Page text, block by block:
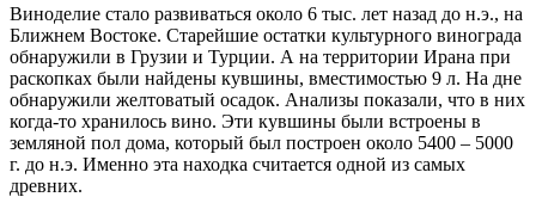
Виноделие стало развиваться около 6 тыс. лет назад до н.э., на
Ближнем Востоке. Старейшие остатки культурного винограда
обнаружили в Грузии и Турции. А на территории Ирана при
раскопках были найдены кувшины, вместимостью 9 л. На дне
обнаружили желтоватый осадок. Анализы показали, что в них
когда-то хранилось вино. Эти кувшины были встроены в
земляной пол дома, который был построен около 5400 – 5000
г. до н.э. Именно эта находка считается одной из самых
древних.